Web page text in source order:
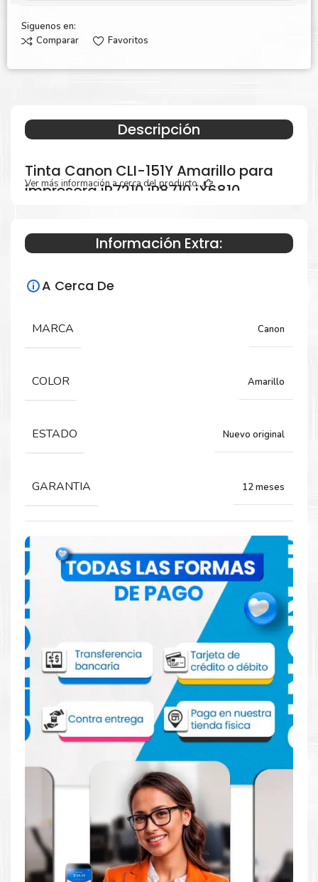
Siguenos en:
Comparar
Favoritos
Descripción
Tinta Canon CLI-151Y Amarillo para
impresora iP7210 iP8710 iX6810
iP8710, iX6810, MG5410, MG5510, MG5610,
MX721.
Capacidad:
Comprar Tinta Canon CLI-151Y Amarillo
para impresora iP7210 iP8710 iX6810
MG5410 MG5510 MG5610 MG6310 MG6410
MG6610 MG7110 MG7510 MX721
Aprovecha nuestra experiencia y atención para adquirir tus
productos. Tenemos promociones todos los dias. Escríbenos o
visítanos hoy para encontrar la solución perfecta para tu
impresora
Canon, como laTinta Canon CLI-151Y Amarillo para
impresora iP7210 iP8710 iX6810 MG5410 MG5510 MG5610
MG6310 MG6410 MG6610 MG7110 MG7510 MX721
Ver más información a cerca del producto...
Información Extra:
A Cerca De
MARCA Canon
COLOR Amarillo
ESTADO Nuevo original
GARANTIA 12 meses